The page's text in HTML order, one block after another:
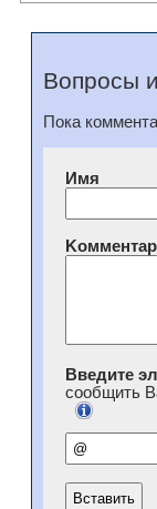
Вопросы
Пока
Имя
Введите
сообщить